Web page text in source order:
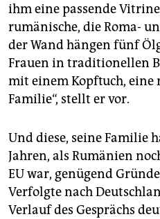
ihm eine passende
rumänische, die Roma-
der Wand hängen fünf
Frauen in traditionellen
mit einem Kopftuch, eine
Familie“, stellt er vor.
Und diese, seine Familie
Jahren, als Rumänien
EU war, genügend
Verfolgte nach
Verlauf des Gesprächs